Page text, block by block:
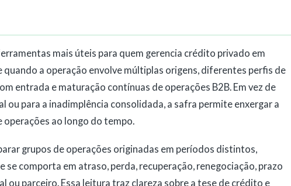
mais úteis para quem gerencia crédito privado em
quando a operação envolve múltiplas origens, diferentes perfis de
entrada e maturação contínuas de operações B2B. Em vez de
ou para a inadimplência consolidada, a safra permite enxergar a
operações ao longo do tempo.
grupos de operações originadas em períodos distintos,
se comporta em atraso, perda, recuperação, renegociação, prazo
ou parceiro. Essa leitura traz clareza sobre a tese de crédito e